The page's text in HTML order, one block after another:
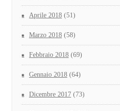
Aprile 2018 (51)
Marzo 2018 (58)
Febbraio 2018 (69)
Gennaio 2018 (64)
Dicembre 2017 (73)